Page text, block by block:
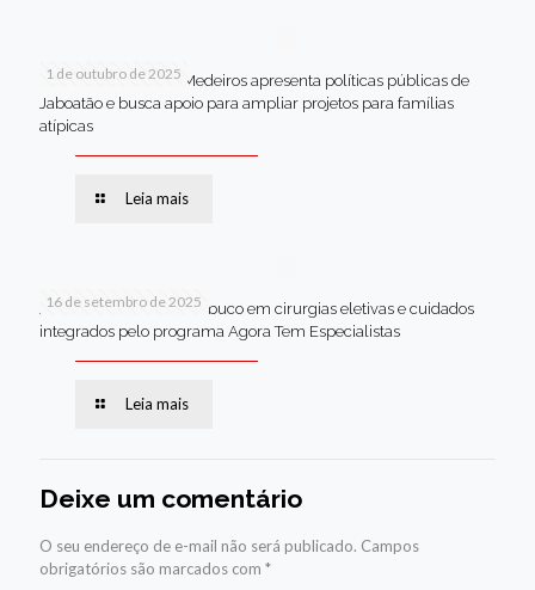
1 de outubro de 2025
Em Brasília, Andréa Medeiros apresenta políticas públicas de
Jaboatão e busca apoio para ampliar projetos para famílias
atípicas
Leia mais
16 de setembro de 2025
Jaboatão lidera Pernambuco em cirurgias eletivas e cuidados
integrados pelo programa Agora Tem Especialistas
Leia mais
Deixe um comentário
O seu endereço de e-mail não será publicado. Campos
obrigatórios são marcados com *